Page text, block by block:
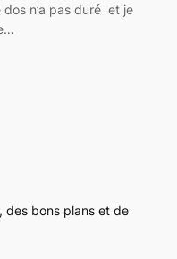
n’a pas duré et je
des bons plans et de